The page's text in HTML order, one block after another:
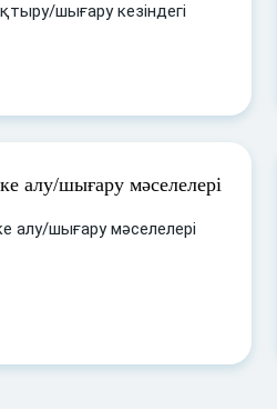
шығару кезіндегі
алу/шығару мәселелері
алу/шығару мәселелері